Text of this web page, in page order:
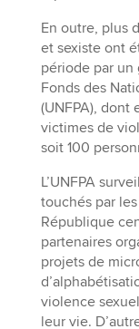
En outre, plus
et sexiste ont
période par
Fonds des
(UNFPA),
victimes de
soit 100
L’UNFPA
touchés par
République
partenaires
projets de
violence
leur vie.